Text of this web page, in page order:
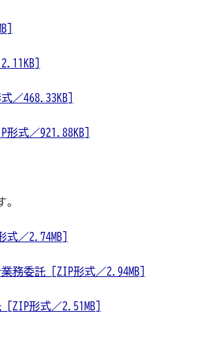
／468.33KB]
式／921.88KB]
。
／2.74MB]
務委託 [ZIP形式／2.94MB]
形式／2.51MB]